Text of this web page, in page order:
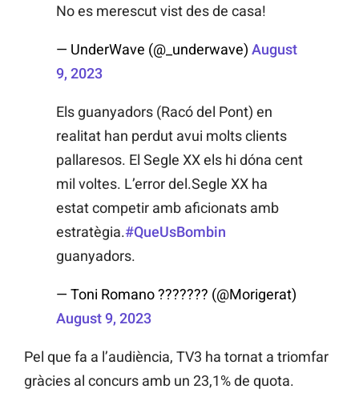
No es merescut vist des de casa!
— UnderWave (@_underwave) August
9, 2023
Els guanyadors (Racó del Pont) en
realitat han perdut avui molts clients
pallaresos. El Segle XX els hi dóna cent
mil voltes. L’error del.Segle XX ha
estat competir amb aficionats amb
estratègia.#QueUsBombin
guanyadors.
— Toni Romano ??????? (@Morigerat)
August 9, 2023
Pel que fa a l’audiència, TV3 ha tornat a triomfar
gràcies al concurs amb un 23,1% de quota.